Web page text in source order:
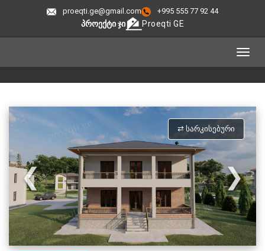
proeqti.ge@gmail.com +995 555 77 92 44
ᲞᲠᲝᲔᲥᲢᲘ ᲯᲘ Proeqti GE
⇄ ᲡᲐᲠᲙᲘᲡᲔᲑᲣᲠᲘ
❮ ❯